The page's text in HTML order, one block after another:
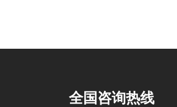
全国咨询热线